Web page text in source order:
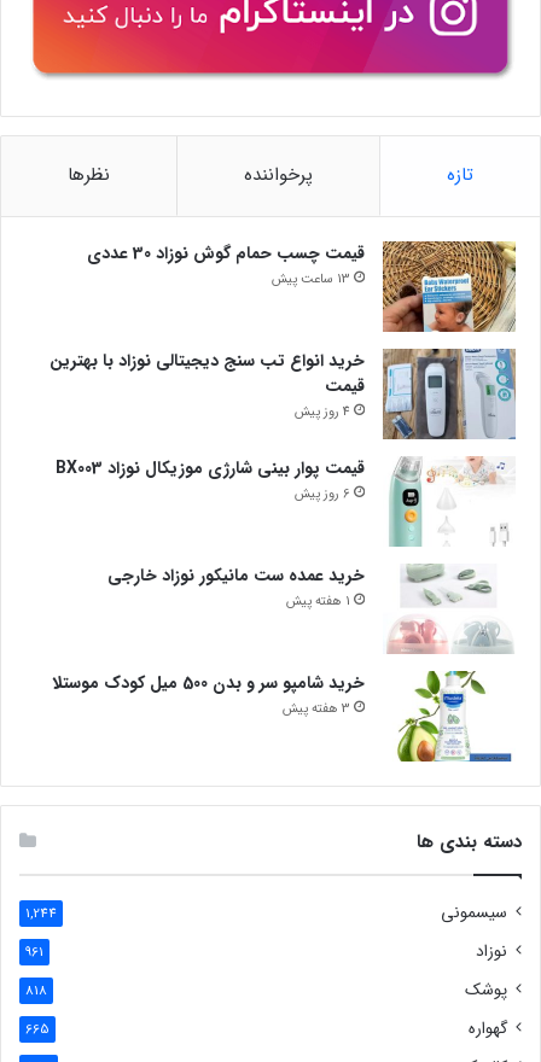
تازه پرخواننده نظرها
قیمت چسب حمام گوش نوزاد 30 عددی
13 ساعت پیش
خرید انواع تب سنج دیجیتالی نوزاد با بهترین
قیمت
4 روز پیش
قیمت پوار بینی شارژی موزیکال نوزاد BX003
6 روز پیش
خرید عمده ست مانیکور نوزاد خارجی
1 هفته پیش
خرید شامپو سر و بدن 500 میل کودک موستلا
3 هفته پیش
دسته بندی ها
سیسمونی 1,244
نوزاد 961
پوشک 818
گهواره 665